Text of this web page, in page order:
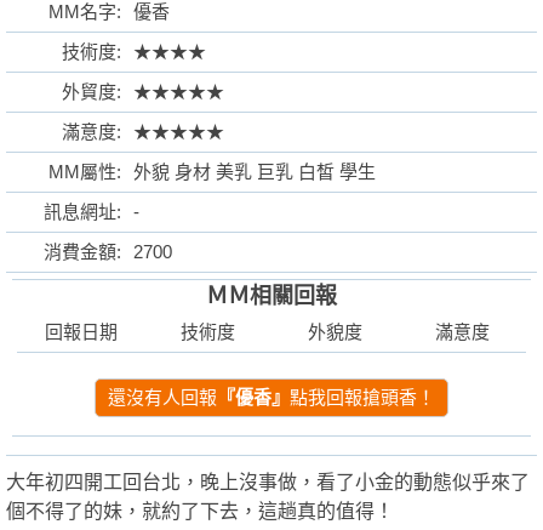
格
學
MM名字:
優香
技術度:
★★★★
外貿度:
★★★★★
滿意度:
★★★★★
MM屬性:
外貌 身材 美乳 巨乳 白皙 學生
訊息網址:
-
消費金額:
2700
ＭＭ相關回報
回報日期 技術度 外貌度 滿意度
還沒有人回報 『優香』 點我回報搶頭香！
大年初四開工回台北，晚上沒事做，看了小金的動態似乎來了
個不得了的妹，就約了下去，這趟真的值得！